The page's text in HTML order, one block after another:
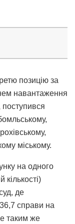
позицію за
навантаження
міському.
на одного
кількості)
де
справи на
таким же